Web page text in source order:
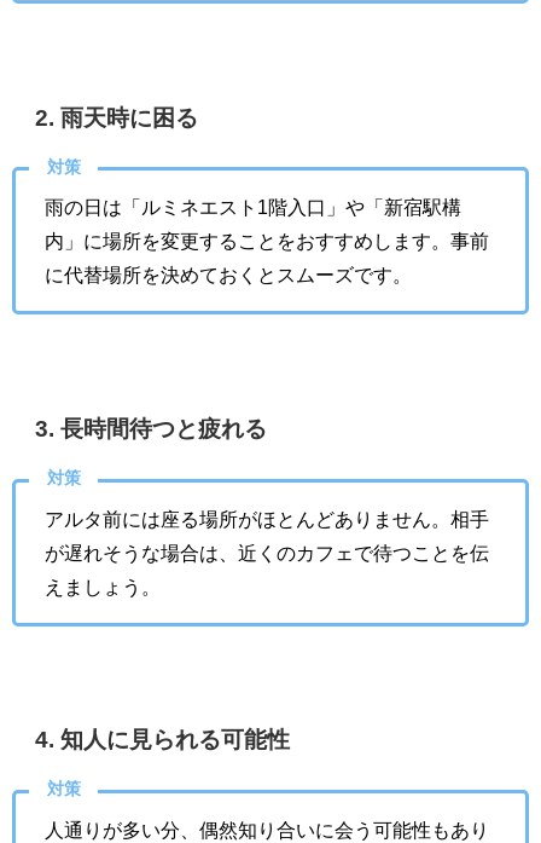
2. 雨天時に困る
対策
雨の日は「ルミネエスト1階入口」や「新宿駅構
内」に場所を変更することをおすすめします。事前
に代替場所を決めておくとスムーズです。
3. 長時間待つと疲れる
対策
アルタ前には座る場所がほとんどありません。相手
が遅れそうな場合は、近くのカフェで待つことを伝
えましょう。
4. 知人に見られる可能性
対策
人通りが多い分、偶然知り合いに会う可能性もあり